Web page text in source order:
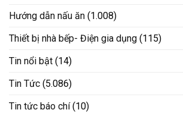
Hướng dẫn nấu ăn (1.008)
Thiết bị nhà bếp- Điện gia dụng (115)
Tin nổi bật (14)
Tin Tức (5.086)
Tin tức báo chí(10)